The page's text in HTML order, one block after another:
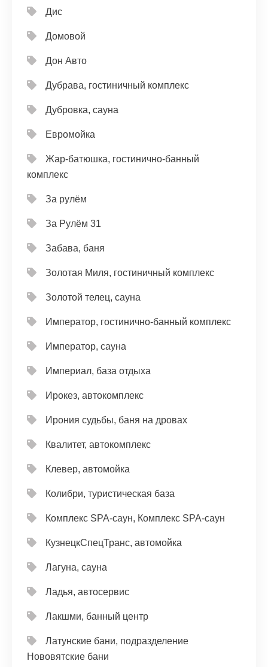
Дис
Домовой
Дон Авто
Дубрава, гостиничный комплекс
Дубровка, сауна
Евромойка
Жар-батюшка, гостинично-банный
комплекс
За рулём
За Рулём 31
Забава, баня
Золотая Миля, гостиничный комплекс
Золотой телец, сауна
Император, гостинично-банный комплекс
Император, сауна
Империал, база отдыха
Ирокез, автокомплекс
Ирония судьбы, баня на дровах
Квалитет, автокомплекс
Клевер, автомойка
Колибри, туристическая база
Комплекс SPA-саун, Комплекс SPA-саун
КузнецкСпецТранс, автомойка
Лагуна, сауна
Ладья, автосервис
Лакшми, банный центр
Латунские бани, подразделение
Нововятские бани